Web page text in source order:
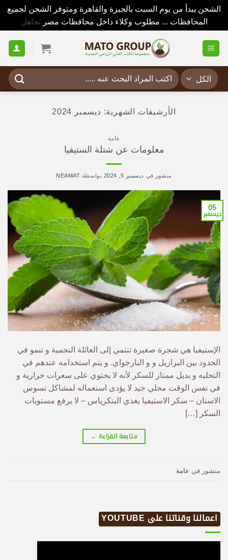
الشحن يبدأ من يوم السبت بالجيزة والقاهرة ومتوفر الشحن لجميع
المحافظات ... مطلوب وكلاء داخل محافظات مصرتجاهل
للمحتوى
البحث
عن:
الأرشيفات الشهرية: ديسمبر 2024
عامة
معلومات عن شتلة الستيفيا
منشور في ديسمبر 5, 2024 بواسطة NEAMAT
05
ديسمبر
الإستيفيا هي شجرة صغيرة تنتمي إلى العائلة النجمية و تنمو في
الحدود بين البرازيل و و البارجواي. و يتم استخدامه عندهم في
التحليه و بديل ممتاز للسكر لأنه لا يحتوي على سعرات حرارية و
في نفس الوقت محلي جيد لا يؤدى استعماله لمشاكل تسوس
الاسنان – سكر الاستيفيا يغذي البنكرياس – لا يرفع مستويات
السكر […]
متابعة القراءة ←
منشور في عامة
اعمالنا وقناتنا على YOUTUBE